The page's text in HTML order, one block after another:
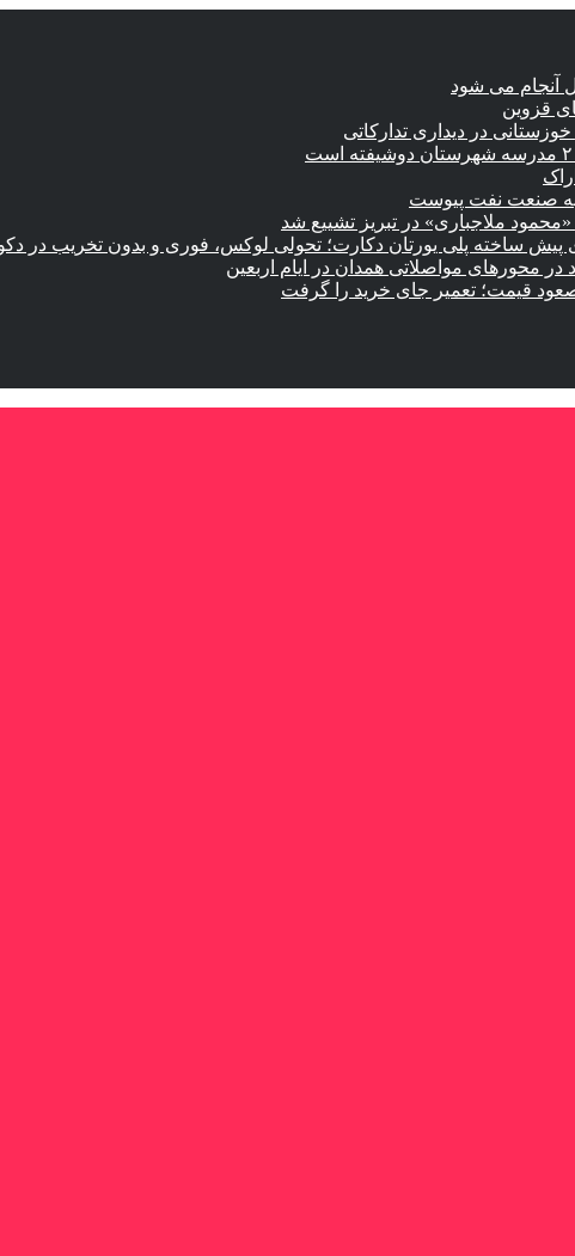
آنجام می شود
قزوین
در دیداری تدارکاتی
به صنعت نفت پیوست
ملاجباری» در تبریز تشییع شد
پیش ساخته پلی یورتان دکارت؛ تحولی لوکس، فوری و بدون تخریب در
قیمت؛ تعمیر جای خرید را گرفت